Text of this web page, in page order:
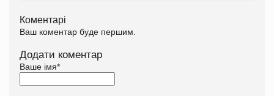
Коментарі
Ваш коментар буде першим.
Додати коментар
Ваше імя*